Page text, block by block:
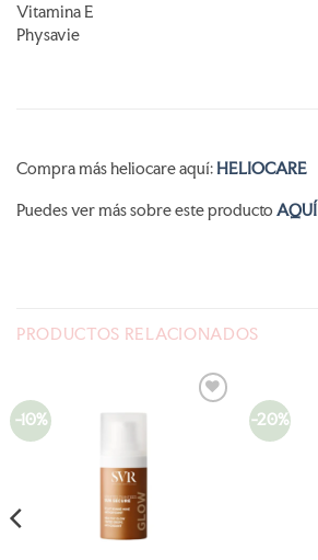
Vitamina E
Physavie
Compra más heliocare aquí: HELIOCARE
Puedes ver más sobre este producto AQUÍ
PRODUCTOS RELACIONADOS
-10% -20%